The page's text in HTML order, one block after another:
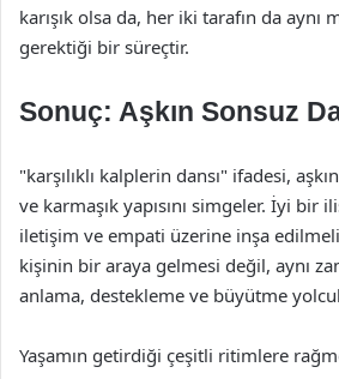
karışık olsa da, her iki tarafın da aynı
gerektiği bir süreçtir.
Sonuç: Aşkın Sonsuz
"karşılıklı kalplerin dansı" ifadesi,
ve karmaşık yapısını simgeler. İyi bir
iletişim ve empati üzerine inşa
kişinin bir araya gelmesi değil, aynı
anlama, destekleme ve büyütme
Yaşamın getirdiği çeşitli ritimlere